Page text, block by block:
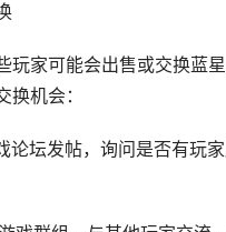
玩家可能会出售或交换蓝
换机会：
论坛发帖，询问是否有玩